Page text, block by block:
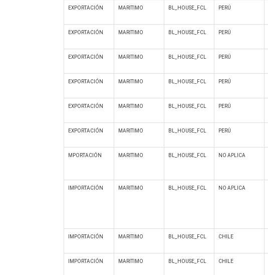
EXPORTACIÓN MARITIMO BL_HOUSE_FCL PERÚ
EXPORTACIÓN MARITIMO BL_HOUSE_FCL PERÚ
EXPORTACIÓN MARITIMO BL_HOUSE_FCL PERÚ
EXPORTACIÓN MARITIMO BL_HOUSE_FCL PERÚ
EXPORTACIÓN MARITIMO BL_HOUSE_FCL PERÚ
EXPORTACIÓN MARITIMO BL_HOUSE_FCL PERÚ
MPORTACIÓN MARITIMO BL_HOUSE_FCL NO APLICA
IMPORTACIÓN MARITIMO BL_HOUSE_FCL NO APLICA
IMPORTACIÓN MARITIMO BL_HOUSE_FCL CHILE
IMPORTACIÓN MARITIMO BL_HOUSE_FCL CHILE